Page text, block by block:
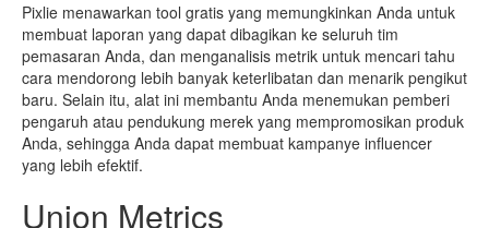
Pixlie menawarkan tool gratis yang memungkinkan Anda untuk
membuat laporan yang dapat dibagikan ke seluruh tim
pemasaran Anda, dan menganalisis metrik untuk mencari tahu
cara mendorong lebih banyak keterlibatan dan menarik pengikut
baru. Selain itu, alat ini membantu Anda menemukan pemberi
pengaruh atau pendukung merek yang mempromosikan produk
Anda, sehingga Anda dapat membuat kampanye influencer
yang lebih efektif.
Union Metrics